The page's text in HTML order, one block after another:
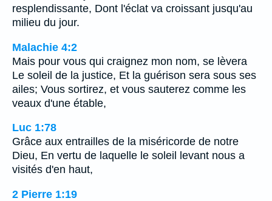
resplendissante, Dont l'éclat va croissant jusqu'au
milieu du jour.
Malachie 4:2
Mais pour vous qui craignez mon nom, se lèvera
Le soleil de la justice, Et la guérison sera sous ses
ailes; Vous sortirez, et vous sauterez comme les
veaux d'une étable,
Luc 1:78
Grâce aux entrailles de la miséricorde de notre
Dieu, En vertu de laquelle le soleil levant nous a
visités d'en haut,
2 Pierre 1:19